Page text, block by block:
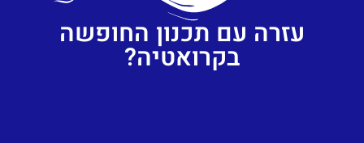
עזרה עם תכנון החופשה
בקרואטיה?